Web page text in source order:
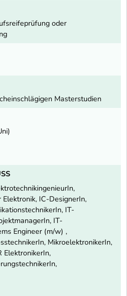
oder
Masterstudien
IC-DesignerIn,
IT-
IT-
Engineer (m/w) ,
MikroelektronikerIn,
ElektronikerIn,